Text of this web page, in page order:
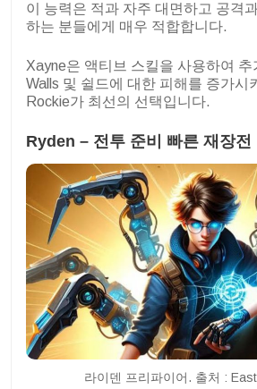
이 능력은 적과 자주 대면하고 공격
하는 분들에게 매우 적합합니다.
Xayne은 액티브 스킬을 사용하여 추
Walls 및 쉴드에 대한 피해를 증가시
Rockie가 최선의 선택입니다.
Ryden – 전투 준비 빠른 재장전
라이덴 프리파이어. 출처 :